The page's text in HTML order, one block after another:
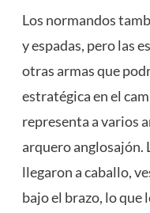
Los normandos
y espadas, pero las
otras armas que
estratégica en el
representa a varios
arquero anglosajón.
llegaron a caballo,
bajo el brazo, lo que